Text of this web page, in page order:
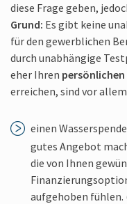
diese Frage geben,
Grund: Es gibt keine
für den gewerblichen
durch unabhängige
eher Ihren
erreichen, sind vor
einen
gutes Angebot
die von Ihnen
aufgehoben fühlen.